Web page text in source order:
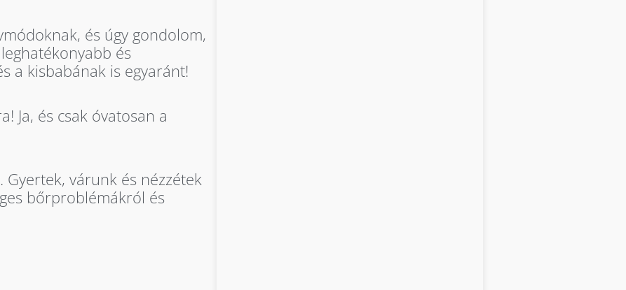
és úgy gondolom,
és
a kisbabának is egyaránt!
Ja, és csak óvatosan a
várunk és nézzétek
bőrproblémákról és